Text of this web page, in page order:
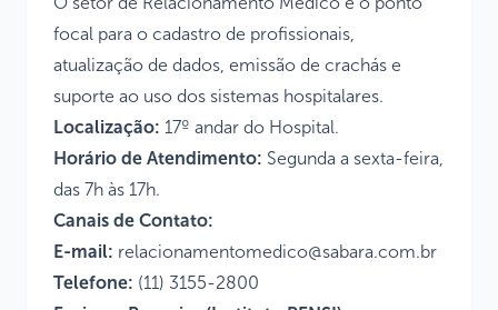
focal para o cadastro de profissionais,
atualização de dados, emissão de crachás e
suporte ao uso dos sistemas hospitalares.
Localização: 17º andar do Hospital.
Horário de Atendimento: Segunda a sexta-feira,
das 7h às 17h.
Canais de Contato:
E-mail: relacionamentomedico@sabara.com.br
Telefone: (11) 3155-2800